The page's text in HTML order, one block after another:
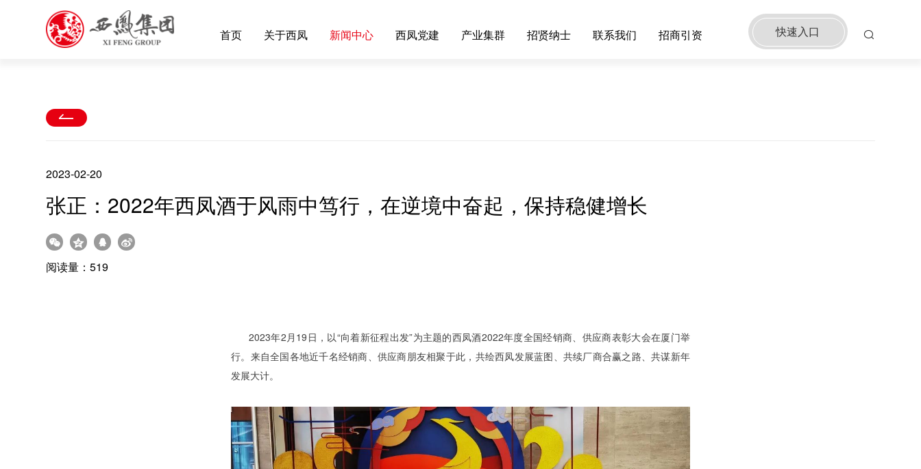
首页 关于西凤 新闻中心 西凤党建 产业集群 招贤纳士 联系我们 招商引资 快速入口
2023-02-20
张正：2022年西凤酒于风雨中笃行，在逆境中奋起，保持稳健增长
阅读量：519
2023年2月19日， 以“向着新征程出发”为主题的西凤酒2022年度全国经销商、供应商表彰大会在厦门举
行。 来自全国各地近千名经销商、供应商朋友相聚于此，共绘西凤发展蓝图、共续厂商合赢之路、共谋新年
发展大计。